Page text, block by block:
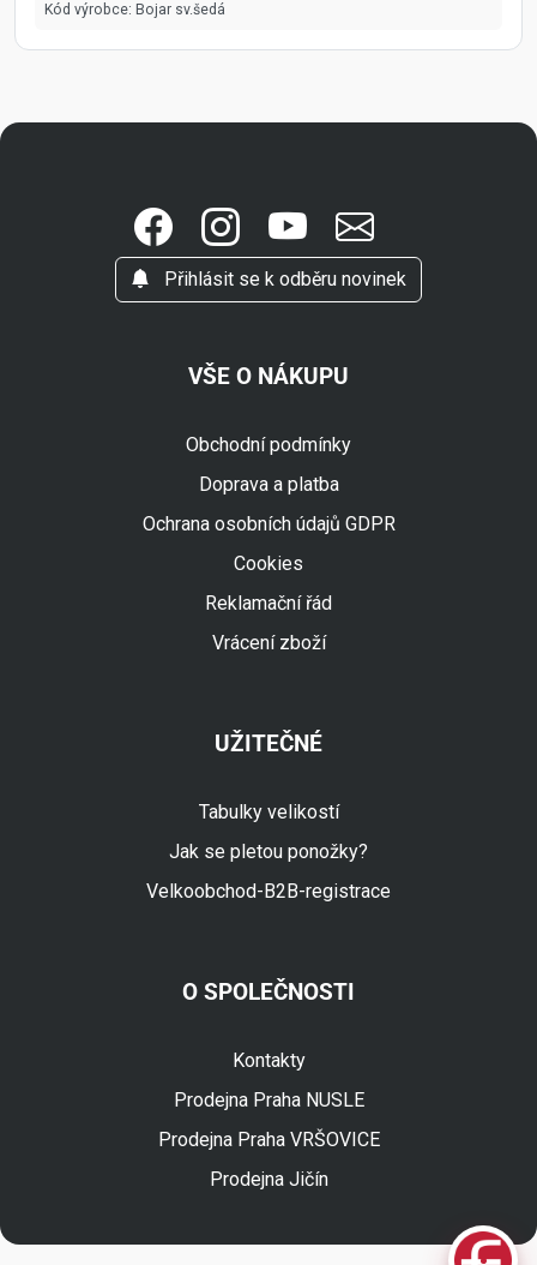
Kód výrobce: Bojar sv.šedá
Přihlásit se k odběru novinek
VŠE O NÁKUPU
Obchodní podmínky
Doprava a platba
Ochrana osobních údajů GDPR
Cookies
Reklamační řád
Vrácení zboží
UŽITEČNÉ
Tabulky velikostí
Jak se pletou ponožky?
Velkoobchod-B2B-registrace
O SPOLEČNOSTI
Kontakty
Prodejna Praha NUSLE
Prodejna Praha VRŠOVICE
Prodejna Jičín